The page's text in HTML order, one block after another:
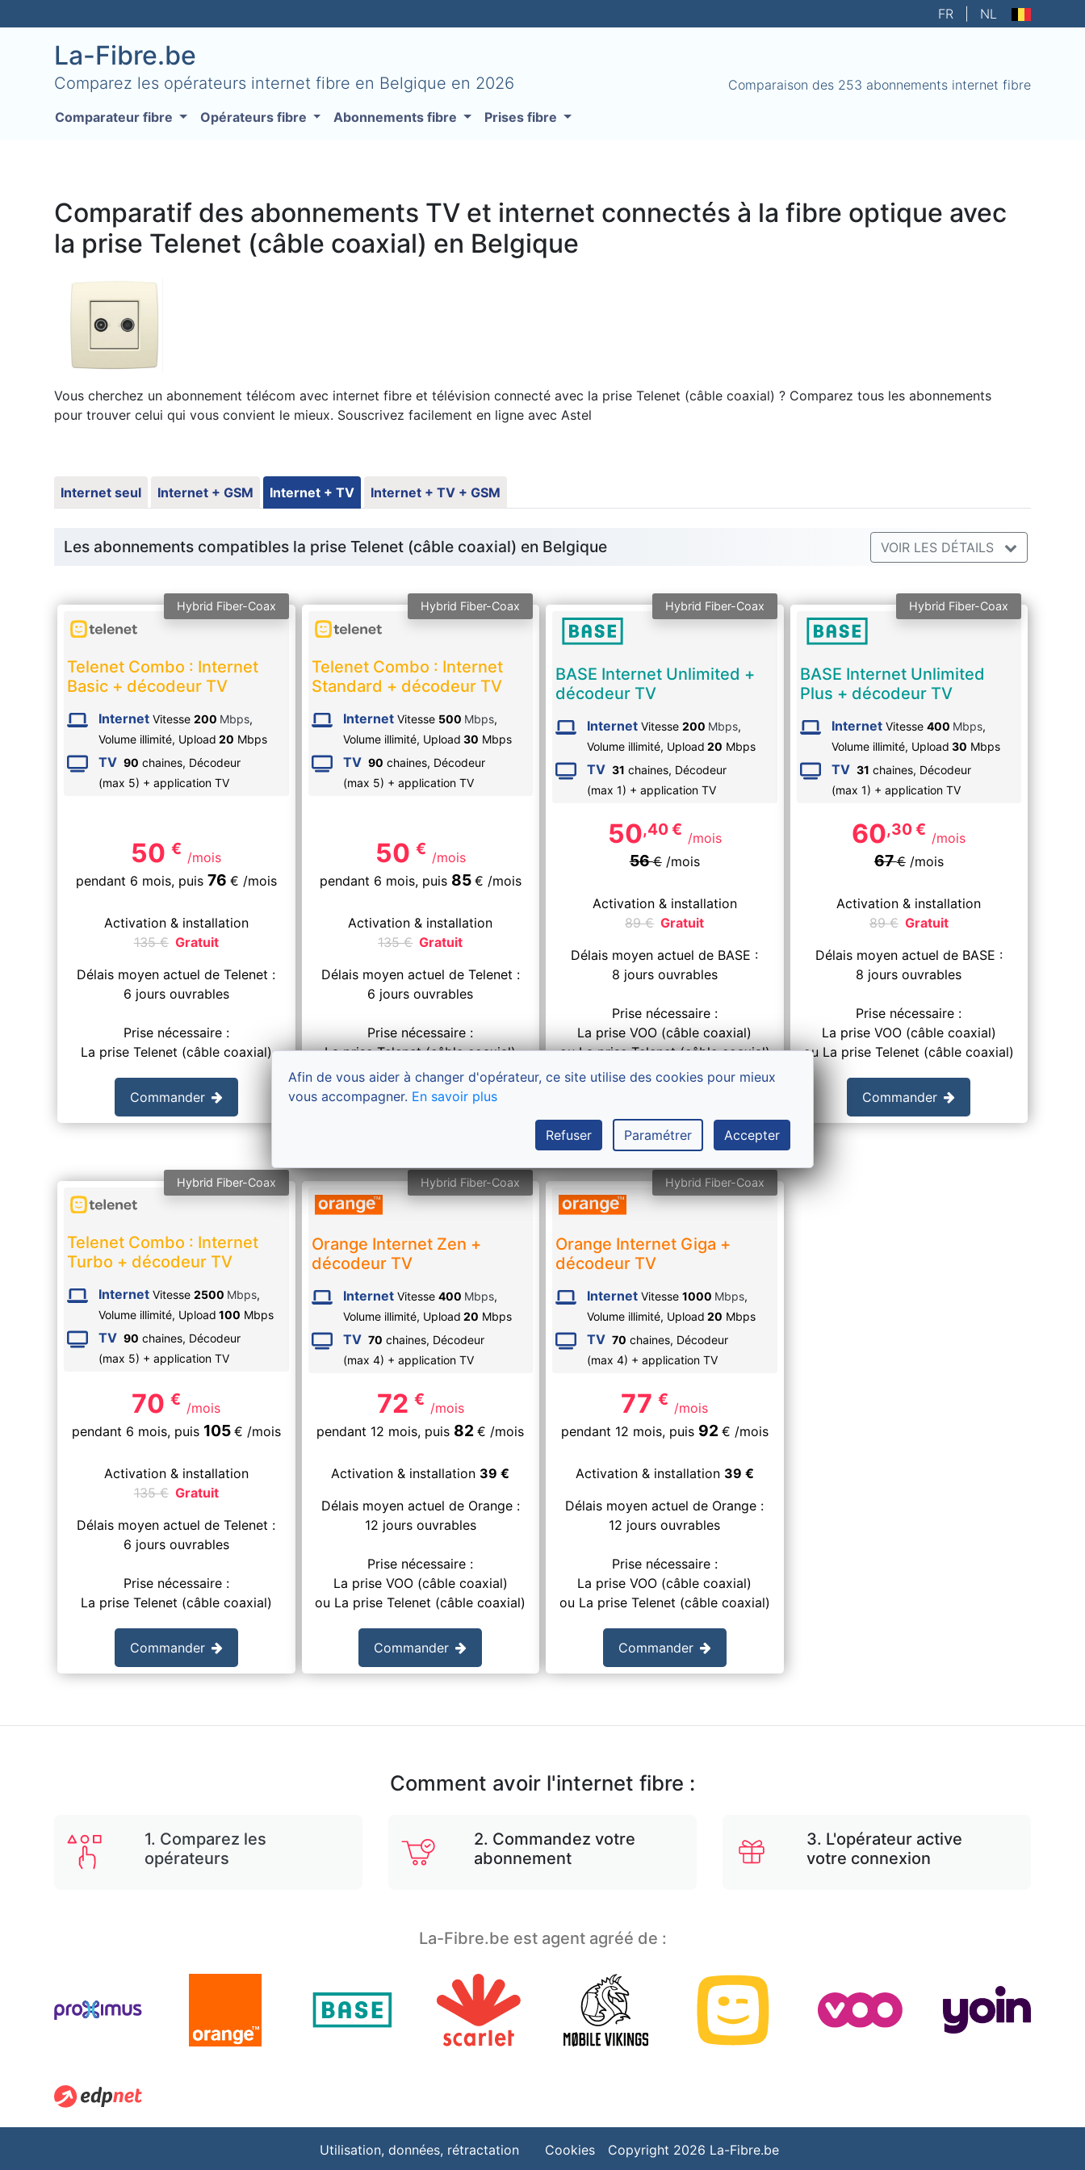
FR NL
La-Fibre.be
Comparez les opérateurs internet fibre en Belgique en 2026
Comparaison des 253 abonnements internet fibre
Comparateur fibre
Opérateurs fibre Abonnements fibre Prises fibre
Comparatif des abonnements TV et internet connectés à la fibre optique avec
la prise Telenet (câble coaxial) en Belgique
Vous cherchez un abonnement télécom avec internet fibre et télévision connecté avec la prise Telenet (câble coaxial) ? Comparez tous les abonnements
pour trouver celui qui vous convient le mieux. Souscrivez facilement en ligne avec Astel
Internet seul Internet + GSM Internet + TV Internet + TV + GSM
Les abonnements compatibles la prise Telenet (câble coaxial) en Belgique VOIR LES DÉTAILS
Hybrid Fiber-Coax
Telenet Combo : Internet
Basic + décodeur TV
Internet Vitesse 200 Mbps,
Volume illimité, Upload 20 Mbps
TV 90 chaines, Décodeur
(max 5) + application TV
50€ /mois
pendant 6 mois, puis 76 € /mois
Activation & installation
135€ Gratuit
Délais moyen actuel de Telenet :
6 jours ouvrables
Prise nécessaire :
La prise Telenet (câble coaxial)
Commander
Hybrid Fiber-Coax
Telenet Combo : Internet
Standard + décodeur TV
Internet Vitesse 500 Mbps,
Volume illimité, Upload 30 Mbps
TV 90 chaines, Décodeur
(max 5) + application TV
50 € /mois
pendant 6 mois, puis 85 € /mois
Activation & installation
135€ Gratuit
Délais moyen actuel de Telenet :
6 jours ouvrables
Prise nécessaire :
La prise Telenet (câble coaxial)
Commander
Hybrid Fiber-Coax
BASE Internet Unlimited +
décodeur TV
Internet Vitesse 200 Mbps,
Volume illimité, Upload 20 Mbps
TV 31 chaines, Décodeur
(max 1) + application TV
50,40€ /mois
56€/mois
Activation & installation
89€ Gratuit
Délais moyen actuel de BASE :
8 jours ouvrables
Prise nécessaire :
La prise VOO (câble coaxial)
ou La prise Telenet (câble coaxial)
Hybrid Fiber-Coax
BASE Internet Unlimited
Plus + décodeur TV
Internet Vitesse 400 Mbps,
Volume illimité, Upload 30 Mbps
TV 31 chaines, Décodeur
(max 1) + application TV
60,30€ /mois
67€/mois
Activation & installation
89€ Gratuit
Délais moyen actuel de BASE :
8 jours ouvrables
Prise nécessaire :
La prise VOO (câble coaxial)
ou La prise Telenet (câble coaxial)
Commander
Hybrid Fiber-Coax
Telenet Combo : Internet
Turbo + décodeur TV
Internet Vitesse 2500 Mbps,
Volume illimité, Upload 100 Mbps
TV 90 chaines, Décodeur
(max 5) + application TV
70€ /mois
pendant 6 mois, puis 105 € /mois
Activation & installation
135€ Gratuit
Délais moyen actuel de Telenet :
6 jours ouvrables
Prise nécessaire :
La prise Telenet (câble coaxial)
Commander
Hybrid Fiber-Coax
Orange Internet Zen +
décodeur TV
Internet Vitesse 400 Mbps,
Volume illimité, Upload 20 Mbps
TV 70 chaines, Décodeur
(max 4) + application TV
72 € /mois
pendant 12 mois, puis 82€ /mois
Activation & installation 39€
Délais moyen actuel de Orange :
12 jours ouvrables
Prise nécessaire :
La prise VOO (câble coaxial)
ou La prise Telenet (câble coaxial)
Commander
Hybrid Fiber-Coax
Orange Internet Giga +
décodeur TV
Internet Vitesse 1000 Mbps,
Volume illimité, Upload 20 Mbps
TV 70 chaines, Décodeur
(max 4) + application TV
77€ /mois
pendant 12 mois, puis 92 € /mois
Activation & installation 39 €
Délais moyen actuel de Orange :
12 jours ouvrables
Prise nécessaire :
La prise VOO (câble coaxial)
ou La prise Telenet (câble coaxial)
Commander
Comment avoir l'internet fibre :
1. Comparez les
opérateurs
2. Commandez votre
abonnement
3. L'opérateur active
votre connexion
La-Fibre.be est agent agréé de :
Utilisation, données, rétractation Cookies Copyright 2026 La-Fibre.be
Afin de vous aider à changer d'opérateur, ce site utilise des cookies pour mieux
vous accompagner. En savoir plus
Refuser Paramétrer Accepter